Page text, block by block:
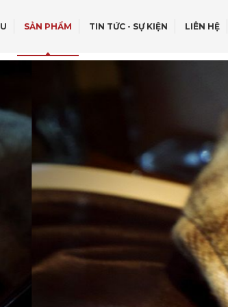
OFF - ROAD
SẢN PHẨM TIN TỨC - SỰ KIỆN LIÊN HỆ